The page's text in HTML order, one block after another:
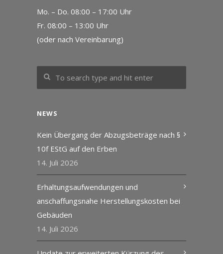
Mo. – Do. 08:00 – 17:00 Uhr
Fr. 08:00 – 13:00 Uhr
(oder nach Vereinbarung)
NEWS
Kein Übergang der Abzugsbeträge nach §
10f EStG auf den Erben
14. Juli 2026
Erhaltungsaufwendungen und
anschaffungsnahe Herstellungskosten bei
Gebäuden
14. Juli 2026